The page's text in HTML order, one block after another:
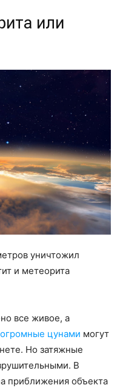
или
уничтожил
и метеорита
все живое, а
огромные цунами могут
Но затяжные
В
приближения объекта